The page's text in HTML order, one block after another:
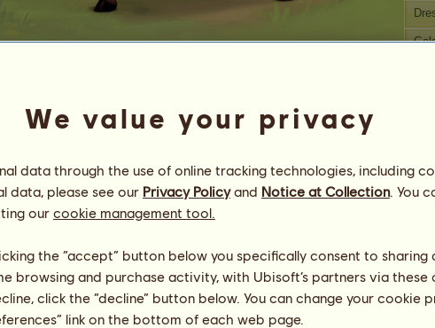
Energie 76 %
Moral
100 %
Fähigkeiten
Tempo
200.00
Dressur
200.00
Galopp
We value your privacy
data through the use of online tracking technologies, including
data, please see our Privacy Policyand Notice at Collection. You
our cookie management tool.
the “accept” button below you specifically consent to
browsing and purchase activity, with Ubisoft’s partners via these
click the “decline” button below. You can change your cookie
link on the bottom of each web page.